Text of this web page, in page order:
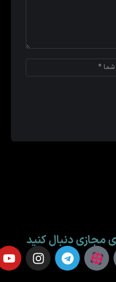
مجازی دنبال کنید